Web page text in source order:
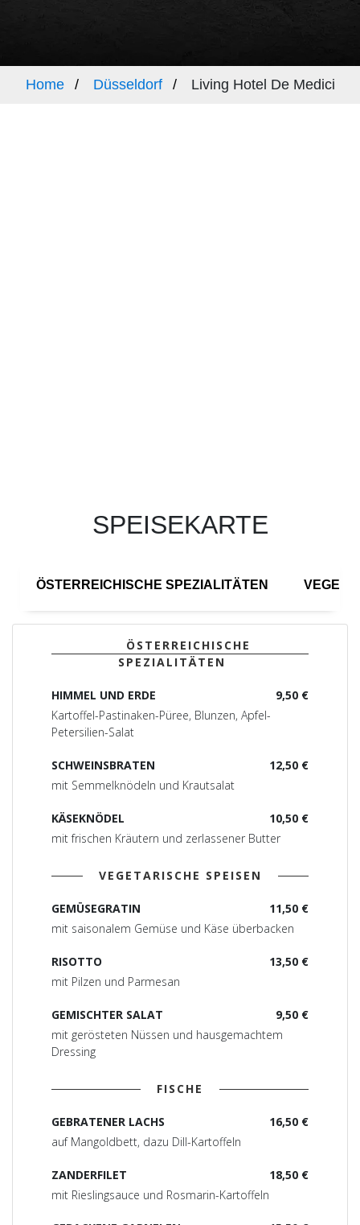
Home Düsseldorf Living Hotel De Medici
SPEISEKARTE
ÖSTERREICHISCHE SPEZIALITÄTEN
ÖSTERREICHISCHE
SPEZIALITÄTEN
9,50 €
HIMMEL UND ERDE
Kartoffel-Pastinaken-Püree, Blunzen, Apfel-
Petersilien-Salat
12,50 €
SCHWEINSBRATEN
mit Semmelknödeln und Krautsalat
10,50 €
KÄSEKNÖDEL
mit frischen Kräutern und zerlassener Butter
VEGETARISCHE SPEISEN
11,50 €
GEMÜSEGRATIN
mit saisonalem Gemüse und Käse überbacken
13,50 €
RISOTTO
mit Pilzen und Parmesan
9,50 €
GEMISCHTER SALAT
mit gerösteten Nüssen und hausgemachtem
Dressing
FISCHE
16,50 €
GEBRATENER LACHS
auf Mangoldbett, dazu Dill-Kartoffeln
18,50 €
ZANDERFILET
mit Rieslingsauce und Rosmarin-Kartoffeln